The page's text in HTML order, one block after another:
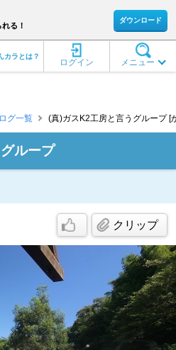
る！
ダウンロード
メニュー
ログイン
カラとは？
グ一覧 (真)ガスK2工房と言うグループ [
ループ
クリップ